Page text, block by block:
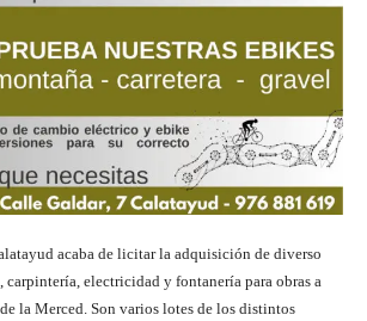
acaba de licitar la adquisición de diverso
electricidad y fontanería para obras a
la Merced. Son varios lotes de los distintos